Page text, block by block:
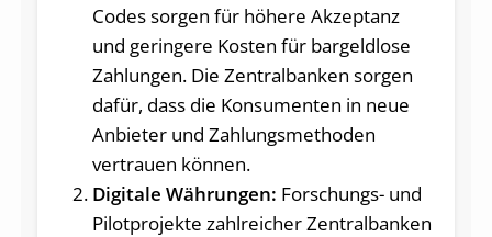
Codes sorgen für höhere Akzeptanz
und geringere Kosten für bargeldlose
Zahlungen. Die Zentralbanken sorgen
dafür, dass die Konsumenten in neue
Anbieter und Zahlungsmethoden
vertrauen können.
Digitale Währungen: Forschungs- und
Pilotprojekte zahlreicher Zentralbanken